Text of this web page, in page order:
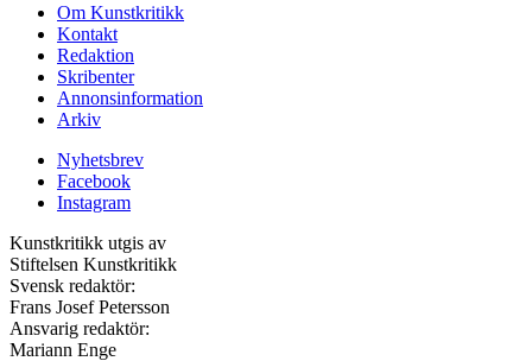
Om Kunstkritikk
Kontakt
Redaktion
Skribenter
Annonsinformation
Arkiv
Nyhetsbrev
Facebook
Instagram
Kunstkritikk utgis av
Stiftelsen Kunstkritikk
Svensk redaktör:
Frans Josef Petersson
Ansvarig redaktör:
Mariann Enge